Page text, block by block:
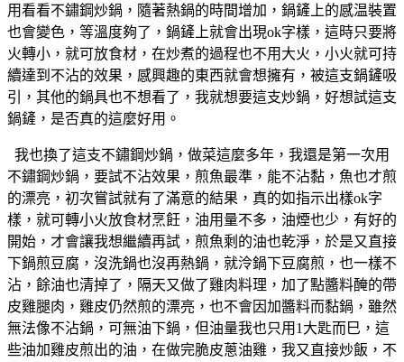
用看看不鏽鋼炒鍋，隨著熱鍋的時間增加，鍋鏟上的感温裝置
也會變色，等溫度夠了，鍋鏟上就會出現ok字樣，這時只要將
火轉小，就可放食材，在炒煮的過程也不用大火，小火就可持
續達到不沾的效果，感興趣的東西就會想擁有，被這支鍋鏟吸
引，其他的鍋具也不想看了，我就想要這支炒鍋，好想試這支
鍋鏟，是否真的這麼好用。
我也換了這支不鏽鋼炒鍋，做菜這麼多年，我還是第一次用
不鏽鋼炒鍋，要試不沾效果，煎魚最準，能不沾黏，魚也才煎
的漂亮，初次嘗試就有了滿意的結果，真的如指示出樣ok字
樣，就可轉小火放食材烹飪，油用量不多，油煙也少，有好的
開始，才會讓我想繼續再試，煎魚剩的油也乾淨，於是又直接
下鍋煎豆腐，沒洗鍋也沒再熱鍋，就泠鍋下豆腐煎，也一樣不
沾，餘油也清掉了，隔天又做了雞肉料理，加了點醬料醃的帶
皮雞腿肉，雞皮仍然煎的漂亮，也不會因加醬料而黏鍋，雖然
無法像不沾鍋，可無油下鍋，但油量我也只用1大匙而巳，這
些油加雞皮煎出的油，在做完脆皮蔥油雞，我又直接炒飯，不